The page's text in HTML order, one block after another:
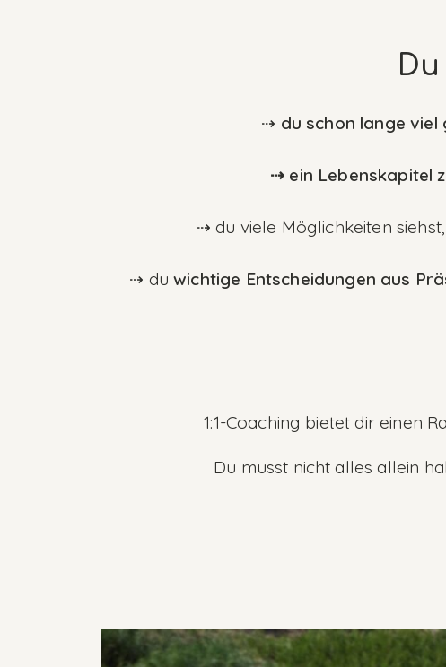
⇢ du schon lange
⇢ ein Lebenskapitel
⇢ du viele Möglichkeiten
⇢ duwichtige Entscheidungen aus
1:1-Coaching bietet dir einen
Du musst nicht alles allein